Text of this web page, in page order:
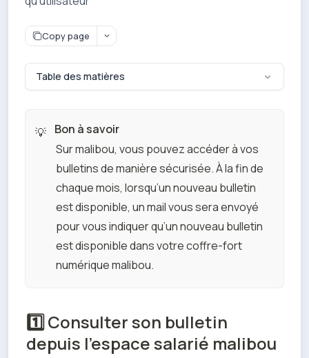
Copy page
Table des matières
💡
Bon à savoir
Sur malibou, vous pouvez accéder à vos
bulletins de manière sécurisée. À la fin de
chaque mois, lorsqu’un nouveau bulletin
est disponible, un mail vous sera envoyé
pour vous indiquer qu’un nouveau bulletin
est disponible dans votre coffre-fort
numérique malibou.
1️⃣ Consulter son bulletin
depuis l’espace salarié malibou